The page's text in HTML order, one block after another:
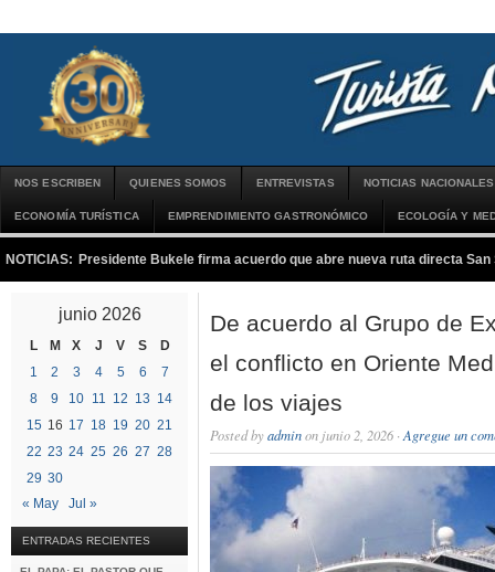
NOS ESCRIBEN QUIENES SOMOS ENTREVISTAS NOTICIAS NACIONALES
ECONOMÍA TURÍSTICA EMPRENDIMIENTO GASTRONÓMICO ECOLOGÍA Y
NOTICIAS: Presidente Bukele firma acuerdo que abre nueva ruta directa
junio 2026
L M X J V S
D
1
2 3 4 5 6
7
8
9 10 11 12 13 14
15 16 17 18 19 20 21
22 23 24 25 26 27 28
29 30
« May
Jul »
ENTRADAS RECIENTES
De acuerdo al Grupo de
el conflicto en Oriente
de los viajes
Posted byadminon junio 2, 2026 · Agregue un